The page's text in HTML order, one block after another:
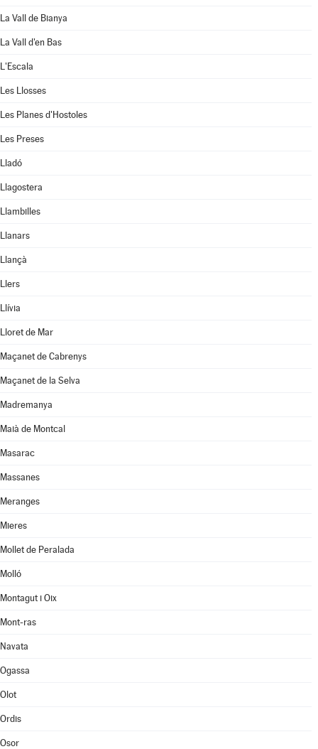
La Vall de Bianya
La Vall d'en Bas
L'Escala
Les Llosses
Les Planes d'Hostoles
Les Preses
Lladó
Llagostera
Llambilles
Llanars
Llançà
Llers
Llívia
Lloret de Mar
Maçanet de Cabrenys
Maçanet de la Selva
Madremanya
Maià de Montcal
Masarac
Massanes
Meranges
Mieres
Mollet de Peralada
Molló
Montagut i Oix
Mont-ras
Navata
Ogassa
Olot
Ordis
Osor